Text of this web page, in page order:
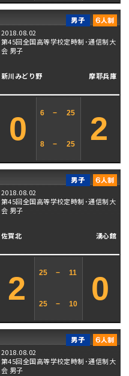
2018.08.02
第45回全国高等学校定時制･通信制大
会 男子
新川みどり野 摩耶兵庫
0 6 − 25
8 − 25 2
2018.08.02
第45回全国高等学校定時制･通信制大
会 男子
佐賀北 湧心館
2 25 − 11
25 − 10 0
2018.08.02
第45回全国高等学校定時制･通信制大
会 男子